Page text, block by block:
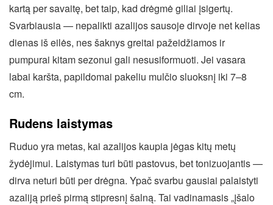
kartą per savaitę, bet taip, kad drėgmė giliai įsigertų.
Svarbiausia — nepalikti azalijos sausoje dirvoje net kelias
dienas iš eilės, nes šaknys greitai pažeidžiamos ir
pumpurai kitam sezonui gali nesusiformuoti. Jei vasara
labai karšta, papildomai pakeliu mulčio sluoksnį iki 7–8
cm.
Rudens laistymas
Ruduo yra metas, kai azalijos kaupia jėgas kitų metų
žydėjimui. Laistymas turi būti pastovus, bet tonizuojantis —
dirva neturi būti per drėgna. Ypač svarbu gausiai palaistyti
azaliją prieš pirmą stipresnį šalną. Tai vadinamasis „įšalo